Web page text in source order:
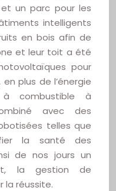
un parc pour les
intelligents
en bois afin de
et leur toit a été
pour
plus de l’énergie
combustible à
avec des
telles que
la santé des
de nos jours un
la gestion de
la réussite.